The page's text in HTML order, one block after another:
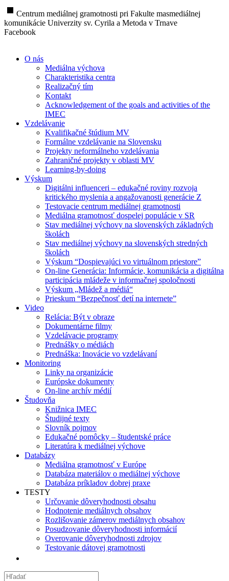
stop Centrum mediálnej gramotnosti pri Fakulte masmediálnej
komunikácie Univerzity sv. Cyrila a Metoda v Trnave
Facebook
O nás
Mediálna výchova
Charakteristika centra
Realizačný tím
Kontakt
Acknowledgement of the goals and activities of the
IMEC
Vzdelávanie
Kvalifikačné štúdium MV
Formálne vzdelávanie na Slovensku
Projekty neformálneho vzdelávania
Zahraničné projekty v oblasti MV
Learning-by-doing
Výskum
Digitálni influenceri – edukačné roviny rozvoja
kritického myslenia a angažovanosti generácie Z
Testovacie centrum mediálnej gramotnosti
Mediálna gramotnosť dospelej populácie v SR
Stav mediálnej výchovy na slovenských základných
školách
Stav mediálnej výchovy na slovenských stredných
školách
Výskum “Dospievajúci vo virtuálnom priestore”
On-line Generácia: Informácie, komunikácia a digitálna
participácia mládeže v informačnej spoločnosti
Výskum „Mládež a médiá“
Prieskum “Bezpečnosť detí na internete”
Video
Relácia: Být v obraze
Dokumentárne filmy
Vzdelávacie programy
Prednášky o médiách
Prednáška: Inovácie vo vzdelávaní
Monitoring
Linky na organizácie
Európske dokumenty
On-line archív médií
Študovňa
Knižnica IMEC
Študijné texty
Slovník pojmov
Edukačné pomôcky – študentské práce
Literatúra k mediálnej výchove
Databázy
Mediálna gramotnosť v Európe
Databáza materiálov o mediálnej výchove
Databáza príkladov dobrej praxe
TESTY
Určovanie dôveryhodnosti obsahu
Hodnotenie mediálnych obsahov
Rozlišovanie zámerov mediálnych obsahov
Posudzovanie dôveryhodnosti informácií
Overovanie dôveryhodnosti zdrojov
Testovanie dátovej gramotnosti